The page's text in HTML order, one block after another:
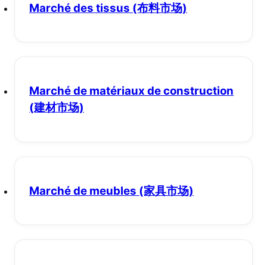
Marché des tissus (布料市场)
Marché de matériaux de construction
(建材市场)
Marché de meubles (家具市场)